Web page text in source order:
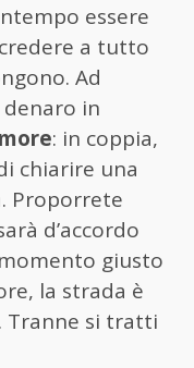
essere
a tutto
Ad
in
: in coppia,
chiarire una
Proporrete
d’accordo
giusto
la strada è
Tranne si tratti